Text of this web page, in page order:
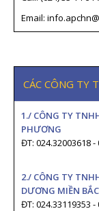
Email:
CÁC CÔNG TY
1./ CÔNG TY
PHƯƠNG
ĐT: 024.32003618
2./ CÔNG TY
DƯƠNG MIỀN BẮC
ĐT: 024.33119353 -